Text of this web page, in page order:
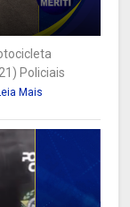
Policiais
Mais